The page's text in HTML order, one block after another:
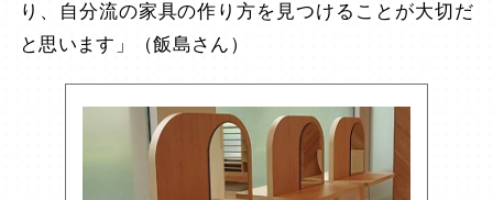
り、自分流の家具の作り方を見つけることが大切だ
と思います」（飯島さん）